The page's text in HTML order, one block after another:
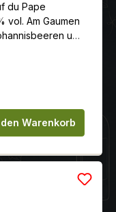
du Pape
vol. Am Gaumen
und
und haben
ihre großen
ausdrückt
Wein
Früchten zu
und Kirschen
Warenkorb